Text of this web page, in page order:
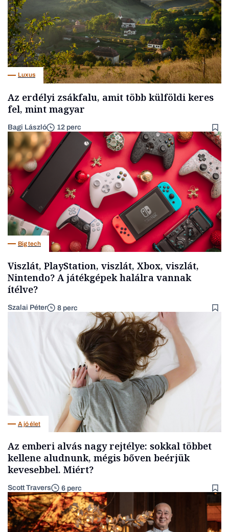
Luxus
Az erdélyi zsákfalu, amit több külföldi keres
fel, mint magyar
Bagi László 12 perc
Big tech
Viszlát, PlayStation, viszlát, Xbox, viszlát,
Nintendo? A játékgépek halálra vannak
ítélve?
Szalai Péter 8 perc
A jó élet
Az emberi alvás nagy rejtélye: sokkal többet
kellene aludnunk, mégis bőven beérjük
kevesebbel. Miért?
Scott Travers 6 perc